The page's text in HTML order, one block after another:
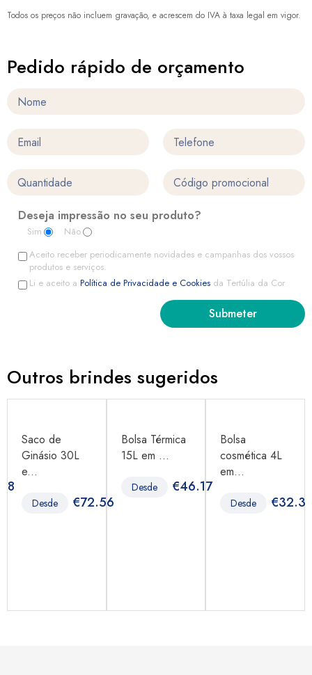
Todos os preços não incluem gravação, e acrescem do IVA à taxa legal em vigor.
Pedido rápido de orçamento
Deseja impressão no seu produto?
Sim
Não
Aceito receber periodicamente novidades e campanhas dos vossos
produtos e serviços.
Li e aceito a Política de Privacidade e Cookies da Tertúlia da Cor
Outros brindes sugeridos
Saco de
Ginásio 30L
e...
Desde €72.56
Bolsa Térmica
15L em ...
Desde €46.17
Bolsa
cosmética 4L
em...
Desde €